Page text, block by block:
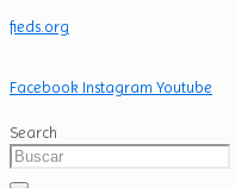
fieds.org
Facebook Instagram Youtube
Search